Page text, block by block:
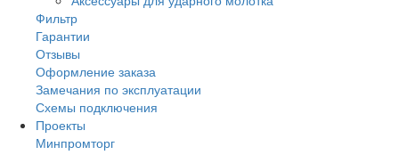
Фильтр
Гарантии
Отзывы
Оформление заказа
Замечания по эксплуатации
Схемы подключения
Проекты
Минпромторг